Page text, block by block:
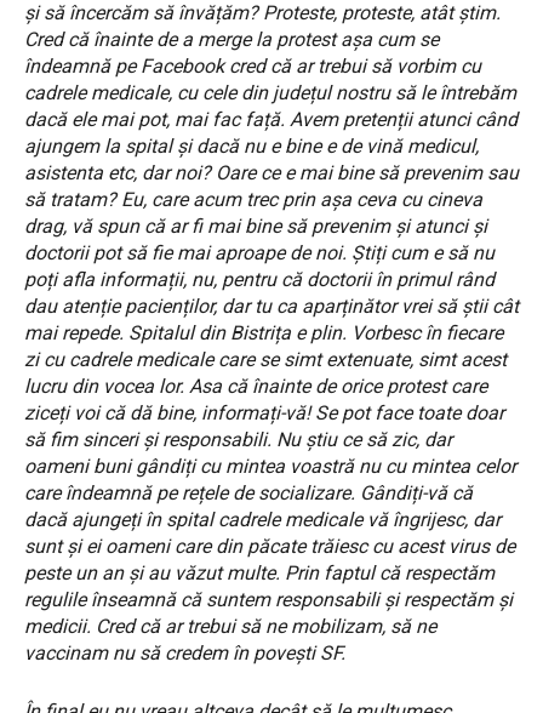
și să încercăm să învățăm? Proteste, proteste, atât știm.
Cred că înainte de a merge la protest așa cum se
îndeamnă pe Facebook cred că ar trebui să vorbim cu
cadrele medicale, cu cele din județul nostru să le întrebăm
dacă ele mai pot, mai fac față. Avem pretenții atunci când
ajungem la spital și dacă nu e bine e de vină medicul,
asistenta etc, dar noi? Oare ce e mai bine să prevenim sau
să tratam? Eu, care acum trec prin așa ceva cu cineva
drag, vă spun că ar fi mai bine să prevenim și atunci și
doctorii pot să fie mai aproape de noi. Știți cum e să nu
poți afla informații, nu, pentru că doctorii în primul rând
dau atenție pacienților, dar tu ca aparținător vrei să știi cât
mai repede. Spitalul din Bistrița e plin. Vorbesc în fiecare
zi cu cadrele medicale care se simt extenuate, simt acest
lucru din vocea lor. Asa că înainte de orice protest care
ziceți voi că dă bine, informați-vă! Se pot face toate doar
să fim sinceri și responsabili. Nu știu ce să zic, dar
oameni buni gândiți cu mintea voastră nu cu mintea celor
care îndeamnă pe rețele de socializare. Gândiți-vă că
dacă ajungeți în spital cadrele medicale vă îngrijesc, dar
sunt și ei oameni care din păcate trăiesc cu acest virus de
peste un an și au văzut multe. Prin faptul că respectăm
regulile înseamnă că suntem responsabili și respectăm și
medicii. Cred că ar trebui să ne mobilizam, să ne
vaccinam nu să credem în povești SF.